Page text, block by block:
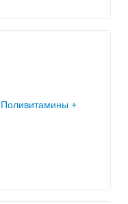
Поливитамины +